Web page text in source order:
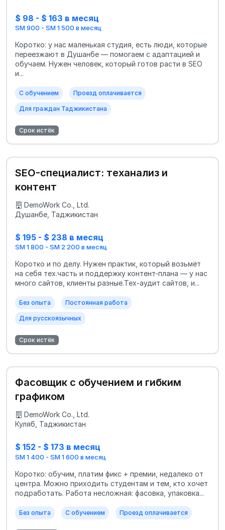
$ 98 - $ 163 в месяц
SM 900 - SM 1 500 в месяц
Коротко: у нас маленькая студия, есть люди, которые
переезжают в Душанбе — помогаем с адаптацией и
обучаем. Нужен человек, который готов расти в SEO
и...
С обучением Проезд оплачивается
Для граждан Таджикистана
Срок истёк
SEO-специалист: теханализ и
контент
DemoWork Co., Ltd.
Душанбе, Таджикистан
$ 195 - $ 238 в месяц
SM 1 800 - SM 2 200 в месяц
Коротко и по делу. Нужен практик, который возьмёт
на себя тех.часть и поддержку контент-плана — у нас
много сайтов, клиенты разные.Тех-аудит сайтов, и...
Без опыта Постоянная работа
Для русскоязычных
Срок истёк
Фасовщик с обучением и гибким
графиком
DemoWork Co., Ltd.
Куляб, Таджикистан
$ 152 - $ 173 в месяц
SM 1 400 - SM 1 600 в месяц
Коротко: обучим, платим фикс + премии, недалеко от
центра. Можно приходить студентам и тем, кто хочет
подработать. Работа несложная: фасовка, упаковка...
Без опыта С обучением Проезд оплачивается